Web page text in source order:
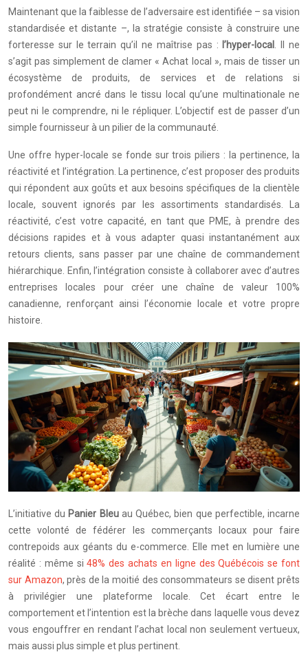
Maintenant que la faiblesse de l’adversaire est identifiée – sa vision
standardisée et distante –, la stratégie consiste à construire une
forteresse sur le terrain qu’il ne maîtrise pas : l’hyper-local
. Il ne
s’agit pas simplement de clamer « Achat local », mais de tisser un
écosystème de produits, de services et de relations si
profondément ancré dans le tissu local qu’une multinationale ne
peut ni le comprendre, ni le répliquer. L’objectif est de passer d’un
simple fournisseur à un pilier de la communauté.
Une offre hyper-locale se fonde sur trois piliers : la pertinence, la
réactivité et l’intégration. La pertinence, c’est proposer des produits
qui répondent aux goûts et aux besoins spécifiques de la clientèle
locale, souvent ignorés par les assortiments standardisés. La
réactivité, c’est votre capacité, en tant que PME, à prendre des
décisions rapides et à vous adapter quasi instantanément aux
retours clients, sans passer par une chaîne de commandement
hiérarchique. Enfin, l’intégration consiste à collaborer avec d’autres
entreprises locales pour créer une chaîne de valeur 100%
canadienne, renforçant ainsi l’économie locale et votre propre
histoire.
L’initiative du Panier Bleuau Québec, bien que perfectible, incarne
cette volonté de fédérer les commerçants locaux pour faire
contrepoids aux géants du e-commerce. Elle met en lumière une
réalité : même si48% des achats en ligne des Québécois se font
sur Amazon, près de la moitié des consommateurs se disent prêts
à privilégier une plateforme locale. Cet écart entre le
comportement et l’intention est la brèche dans laquelle vous devez
vous engouffrer en rendant l’achat local non seulement vertueux,
mais aussi plus simple et plus pertinent.